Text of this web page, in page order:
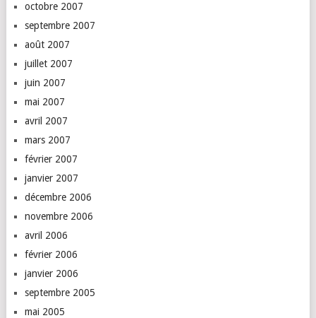
octobre 2007
septembre 2007
août 2007
juillet 2007
juin 2007
mai 2007
avril 2007
mars 2007
février 2007
janvier 2007
décembre 2006
novembre 2006
avril 2006
février 2006
janvier 2006
septembre 2005
mai 2005